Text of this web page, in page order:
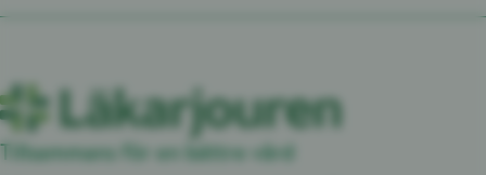
Tillsammans för en bättre vård